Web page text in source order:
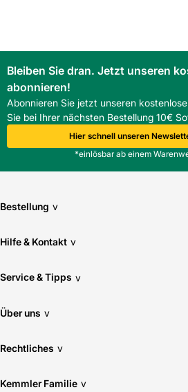
Eignet sich die Apfl Granit Palisade
Hauseingängen?
Ja, sie kann als Stufe oder
Die Oberfläche und
Außenbereiche ausgelegt.
Bleiben Sie dran. Jetzt unseren
abonnieren!
Abonnieren Sie jetzt unseren
Sie bei Ihrer nächsten Bestellung 10€
Hier schnell unseren
*einlösbar ab einem
Bestellung v
Hilfe & Kontakt v
Service & Tipps v
Über uns v
Rechtliches v
Kemmler Familie v